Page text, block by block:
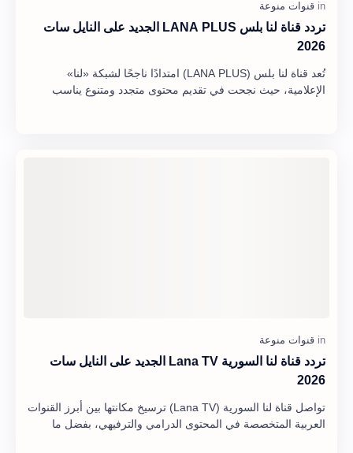
تردد قناة لنا بلس LANA PLUS الجديد على النايل سات
2026
تُعد قناة لنا بلس (LANA PLUS) امتدادًا ناجحًا لشبكة «لنا»
الإعلامية، حيث نجحت في تقديم محتوى متجدد ومتنوع يناسب
تردد قناة لنا السورية Lana TV الجديد على النايل سات
2026
تواصل قناة لنا السورية (Lana TV) ترسيخ مكانتها بين أبرز القنوات
العربية المتخصصة في المحتوى الدرامي والترفيهي، بفضل ما